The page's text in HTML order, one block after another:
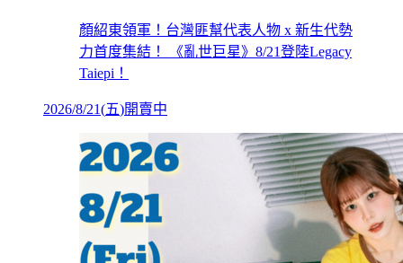
顏紹東領軍！台灣匪幫代表人物 x 新生代勢
力首度集結！ 《亂世巨星》8/21登陸Legacy
Taiepi！
2026/8/21(五)開賣中